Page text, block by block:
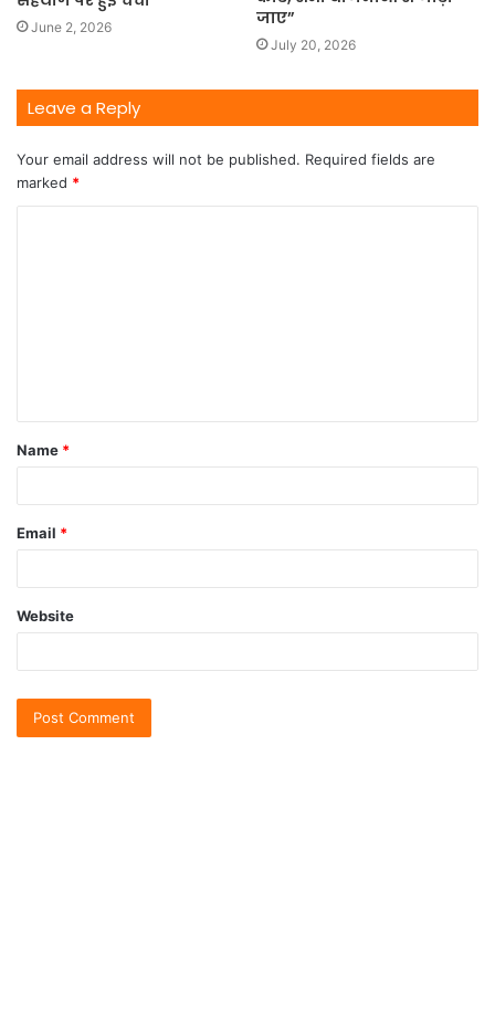
June 2, 2026
जाए”
July 20, 2026
Leave a Reply
Your email address will not be published. Required fields are
marked *
Name *
Email *
Website